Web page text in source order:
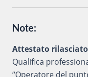
Note:
Attestato rilasciato
Qualifica
“Operatore del